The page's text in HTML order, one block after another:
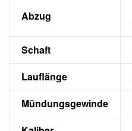
Abzug
Schaft
Lauflänge
Mündungsgewinde